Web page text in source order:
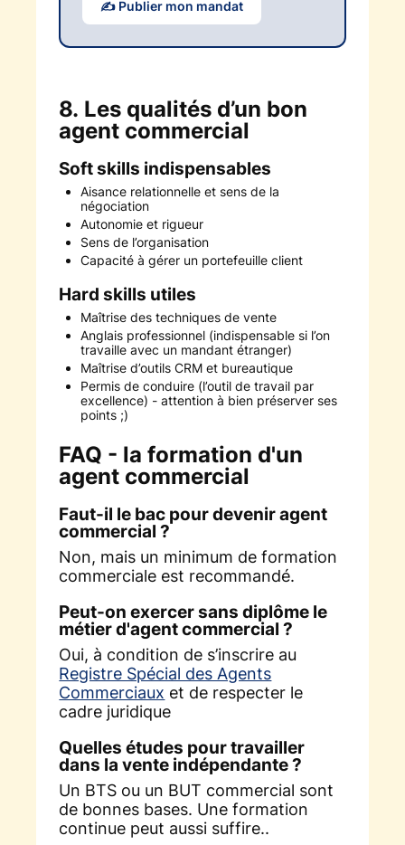
✍️ Publier mon mandat
8. Les qualités d’un bon
agent commercial
Soft skills indispensables
Aisance relationnelle et sens de la
négociation
Autonomie et rigueur
Sens de l’organisation
Capacité à gérer un portefeuille client
Hard skills utiles
Maîtrise des techniques de vente
Anglais professionnel (indispensable si l’on
travaille avec un mandant étranger)
Maîtrise d’outils CRM et bureautique
Permis de conduire (l’outil de travail par
excellence) - attention à bien préserver ses
points ;)
FAQ - la formation d'un
agent commercial
Faut-il le bac pour devenir agent
commercial ?
Non, mais un minimum de formation
commerciale est recommandé.
Peut-on exercer sans diplôme le
métier d'agent commercial ?
Oui, à condition de s’inscrire au
Registre Spécial des Agents
Commerciaux et de respecter le
cadre juridique
Quelles études pour travailler
dans la vente indépendante ?
Un BTS ou un BUT commercial sont
de bonnes bases. Une formation
continue peut aussi suffire..